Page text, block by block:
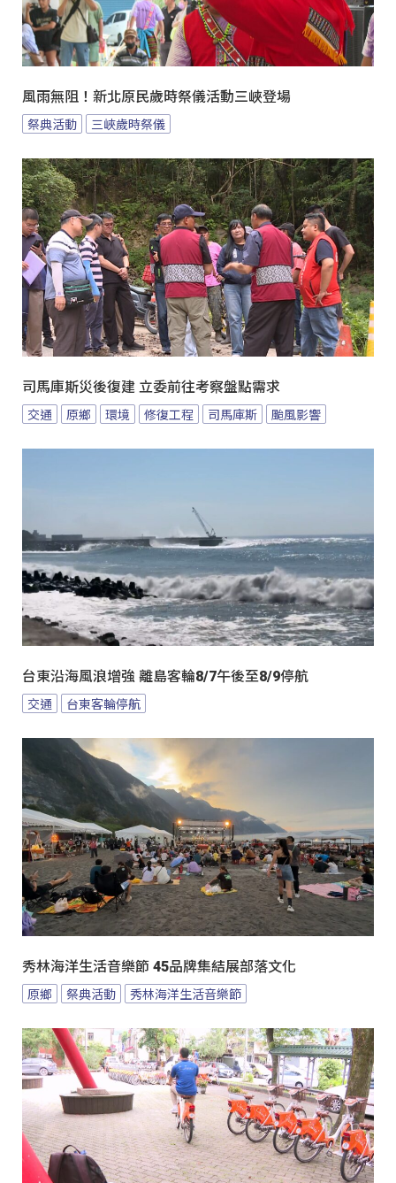
風雨無阻！新北原民歲時祭儀活動三峽登場
祭典活動 三峽歲時祭儀
司馬庫斯災後復建 立委前往考察盤點需求
交通 原鄉 環境 修復工程 司馬庫斯 颱風影響
台東沿海風浪增強 離島客輪8/7午後至8/9停航
交通 台東客輪停航
秀林海洋生活音樂節 45品牌集結展部落文化
原鄉 祭典活動 秀林海洋生活音樂節